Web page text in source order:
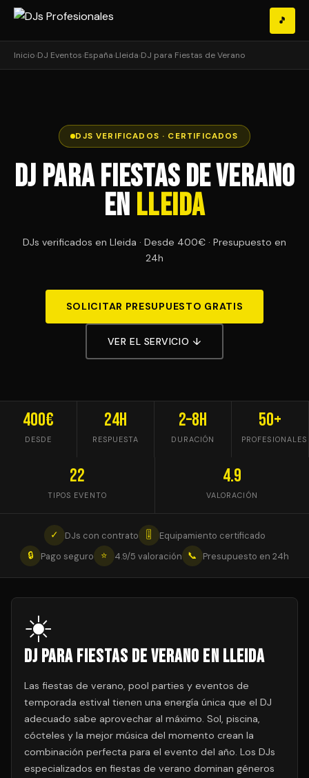
🎵
Inicio›DJ Eventos›España›Lleida›DJ para Fiestas de Verano
DJS VERIFICADOS · CERTIFICADOS
DJ para Fiestas de Verano
en Lleida
DJs verificados en Lleida · Desde 400€ · Presupuesto en
24h
SOLICITAR PRESUPUESTO GRATIS
VER EL SERVICIO ↓
400€
DESDE
24h
RESPUESTA
2–8h
DURACIÓN
50+
PROFESIONALES
22
TIPOS EVENTO
4.9
VALORACIÓN
✓ DJs con contrato 🎚
Equipamiento certificado
🔒
Pago seguro ⭐ 4.9/5 valoración 📞 Presupuesto en 24h
☀️
DJ para Fiestas de Verano en Lleida
Las fiestas de verano, pool parties y eventos de
temporada estival tienen una energía única que el DJ
adecuado sabe aprovechar al máximo. Sol, piscina,
cócteles y la mejor música del momento crean la
combinación perfecta para el evento del año. Los DJs
especializados en fiestas de verano dominan géneros